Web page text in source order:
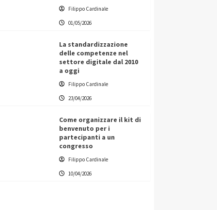
Filippo Cardinale
01/05/2026
La standardizzazione
delle competenze nel
settore digitale dal 2010
a oggi
Filippo Cardinale
23/04/2026
Come organizzare il kit di
benvenuto per i
partecipanti a un
congresso
Filippo Cardinale
10/04/2026